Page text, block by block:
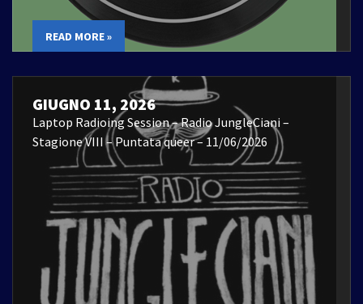
READ MORE »
GIUGNO 11, 2026
Laptop Radioing Session – Radio JungleCiani –
Stagione VIII – Puntata queer – 11/06/2026